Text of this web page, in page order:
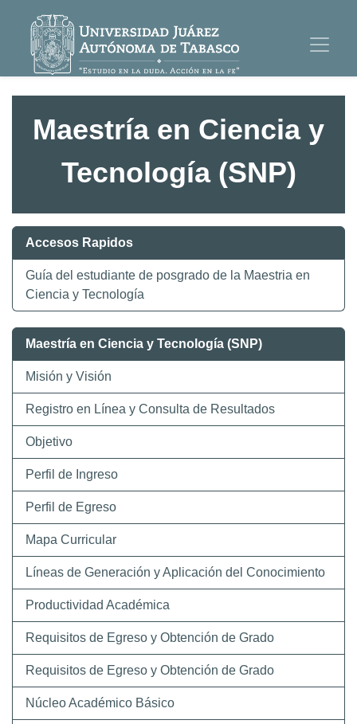
Maestría en Ciencia y
Tecnología (SNP)
Accesos Rapidos
Guía del estudiante de posgrado de la Maestria en
Ciencia y Tecnología
Maestría en Ciencia y Tecnología (SNP)
Misión y Visión
Registro en Línea y Consulta de Resultados
Objetivo
Perfil de Ingreso
Perfil de Egreso
Mapa Curricular
Líneas de Generación y Aplicación del Conocimiento
Productividad Académica
Requisitos de Egreso y Obtención de Grado
Requisitos de Egreso y Obtención de Grado
Núcleo Académico Básico